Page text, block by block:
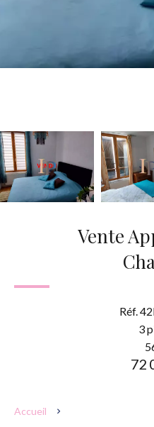
Vente
Réf.
3
72
Accueil